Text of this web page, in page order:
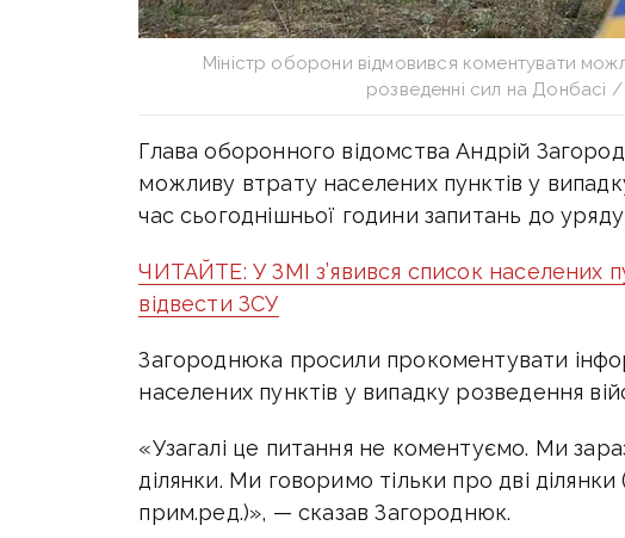
Міністр оборони відмовився коментувати
розведенні сил на Донбасі
Глава оборонного відомства Андрій
можливу втрату населених пунктів у
час сьогоднішньої години запитань до
ЧИТАЙТЕ: У ЗМІ з’явився список населених
відвести ЗСУ
Загороднюка просили прокоментувати
населених пунктів у випадку розведення
«Узагалі це питання не коментуємо. Ми
ділянки. Ми говоримо тільки про дві
прим.ред.)», — сказав Загороднюк.